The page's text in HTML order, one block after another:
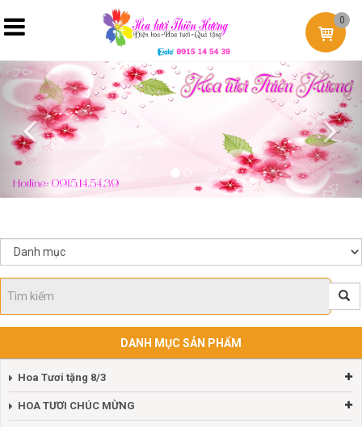
0
Previous
DANH MỤC SẢN PHẨM
Hoa Tươi tặng 8/3
HOA TƯƠI CHÚC MỪNG